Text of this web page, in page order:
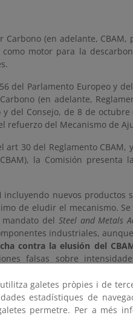
Carbono (en adelante,
motor para la
del Parlamento Europeo y
(en adelante,
y del Consejo, de 8 de
refuerzo del Mecanismo de
30 del Reglamento
la Comisión
incluyendo nuevos productos
de eludir el mecanismo.
del Steel and Metals
industriales,
contra la elusión del
falsas sobre
reales, con aplicación
(“scrap loophole”), pero
electricidad.Con el objetivo
galetes pròpies i de
estadístiques de
permetre. Per a més